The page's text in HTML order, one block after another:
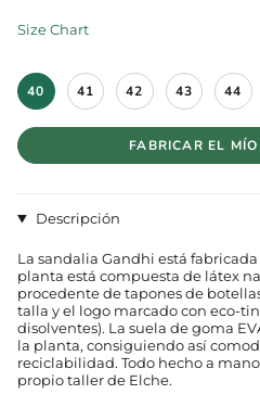
Size Chart
T
a
l
a
40 41 42 43 44
FABRICAR EL
Descripción
La sandalia Gandhi está
planta está compuesta de látex
procedente de tapones de
talla y el logo marcado con eco-
disolventes). La suela de goma
la planta, consiguiendo así
reciclabilidad. Todo hecho a
propio taller de Elche.